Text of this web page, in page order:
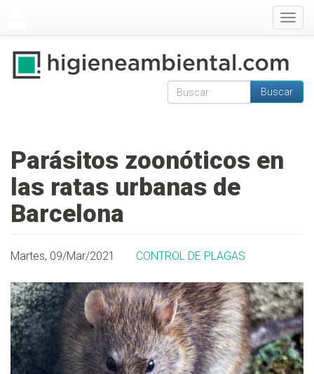
Formulario de
Buscar
Parásitos zoonóticos en
las ratas urbanas de
Barcelona
Martes, 09/Mar/2021 CONTROL DE PLAGAS